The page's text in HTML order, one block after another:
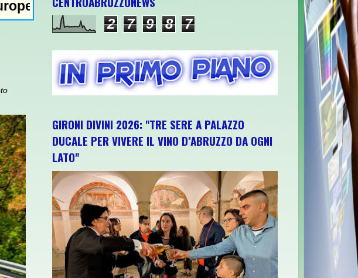
nei tuffi sincro con Elisa Pizzini - Taddeucci oro
2 7 9 8 7
GIRONI DIVINI 2026: "TRE SERE A PALAZZO
DUCALE PER VIVERE IL VINO D’ABRUZZO DA OGNI
LATO"